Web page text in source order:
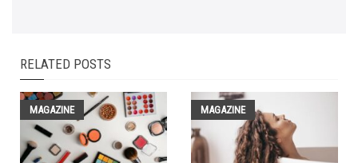
RELATED POSTS
MAGAZINE MAGAZINE